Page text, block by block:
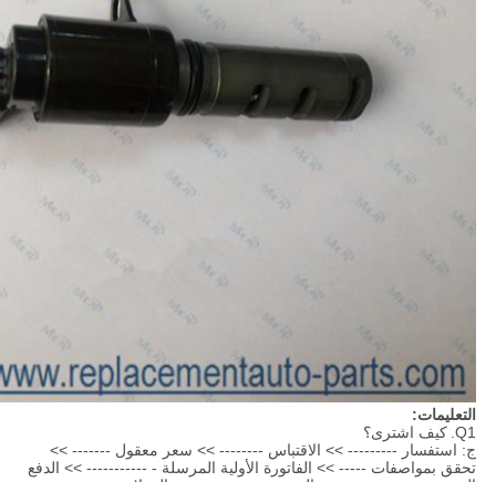
التعليمات:
Q1. كيف اشترى؟
ج: استفسار --------- >> الاقتباس -------- >> سعر معقول ------- >>
تحقق بمواصفات ----- >> الفاتورة الأولية المرسلة - ----------- >> الدفع